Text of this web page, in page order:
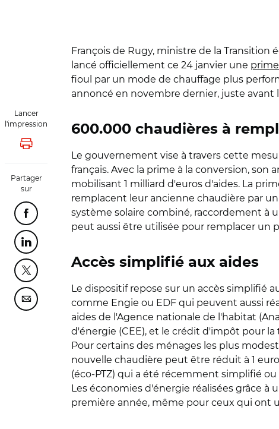
Lancer
l'impression
Lancer l'impression
Partager
sur
Partager cette page sur Facebook
Partager cette page sur Linkedin
Partager cette page sur Twitter
Partager cette page sur Courriel
François de Rugy, ministre de la
lancé officiellement ce 24 janvier une prime
fioul par un mode de chauffage plus
annoncé en novembre dernier, juste
600.000 chaudières à
Le gouvernement vise à travers cette
français. Avec la prime à la conversion,
mobilisant 1 milliard d'euros d'aides. La
remplacent leur ancienne chaudière par
système solaire combiné, raccordement à
peut aussi être utilisée pour remplacer un
Accès simplifié aux aides
Le dispositif repose sur un accès simplifié
comme Engie ou EDF qui peuvent aussi
aides de l'Agence nationale de l'habitat
d'énergie (CEE), et le crédit d'impôt pour
Pour certains des ménages les plus
nouvelle chaudière peut être réduit à 1
(éco-PTZ) qui a été récemment simplifié
Les économies d'énergie réalisées grâce
première année, même pour ceux qui ont